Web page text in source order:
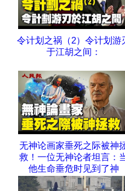
令计划之祸（2）令计划游
于江胡之间：
无神论画家垂死之际被神
救！一位无神论者坦言：
他生命垂危时见到了神